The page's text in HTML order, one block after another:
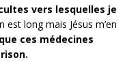
vers lesquelles je
est long mais Jésus m’en
ces médecines